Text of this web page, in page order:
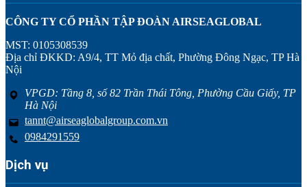
CÔNG TY CỔ PHẦN TẬP ĐOÀN AIRSEAGLOBAL
MST: 0105308539
Địa chỉ ĐKKD: A9/4, TT Mỏ địa chất, Phường Đông Ngạc, TP Hà
Nội
VPGD: Tầng 8, số 82 Trần Thái Tông, Phường Cầu Giấy, TP
Hà Nội
tannt@airseaglobalgroup.com.vn
0984291559
Dịch vụ